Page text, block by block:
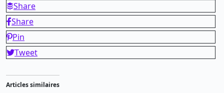
Share
Share
Pin
Tweet
Articles similaires